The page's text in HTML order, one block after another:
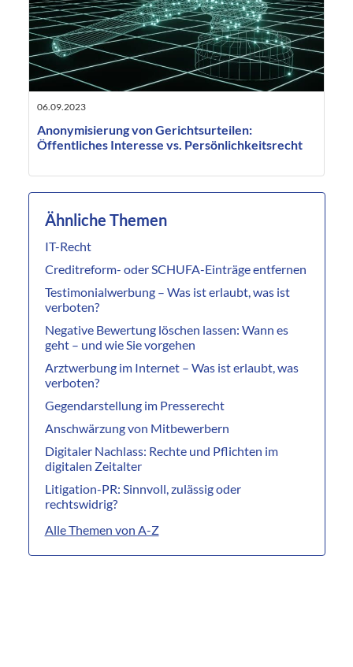
06.09.2023
Anonymisierung von Gerichtsurteilen:
Öffentliches Interesse vs. Persönlichkeitsrecht
Ähnliche Themen
IT-Recht
Creditreform- oder SCHUFA-Einträge entfernen
Testimonialwerbung – Was ist erlaubt, was ist
verboten?
Negative Bewertung löschen lassen: Wann es
geht – und wie Sie vorgehen
Arztwerbung im Internet – Was ist erlaubt, was
verboten?
Gegendarstellung im Presserecht
Anschwärzung von Mitbewerbern
Digitaler Nachlass: Rechte und Pflichten im
digitalen Zeitalter
Litigation-PR: Sinnvoll, zulässig oder
rechtswidrig?
Alle Themen von A-Z